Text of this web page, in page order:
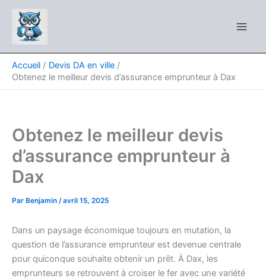
contenu
Accueil
Devis DA en ville
Obtenez le meilleur devis d’assurance emprunteur à Dax
Obtenez le meilleur devis
d’assurance emprunteur à
Dax
Par Benjamin /avril 15, 2025
Dans un paysage économique toujours en mutation, la
question de l’assurance emprunteur est devenue centrale
pour quiconque souhaite obtenir un prêt. À Dax, les
emprunteurs se retrouvent à croiser le fer avec une variété